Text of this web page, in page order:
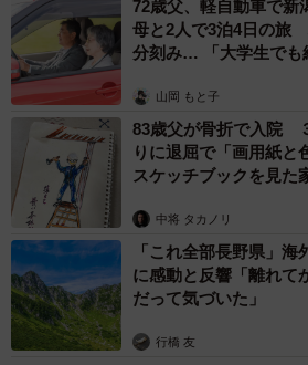
にゃん福で茶トラの子を飼いたいと
らいるけど、いかがですか」と言わ
の隅っこの洗濯機のところに隠れて
められていたので怖くてフロアに出
た。ごはんもあまり食べられず、栄
て小さく、被毛は、ところどころは
は、「優しい子」という印象を持った
甘えん坊のもりすくん
72歳父、軽自動車で
母と2人で3泊4日の旅
分刻み… 「大学生でも
山岡 もと子
83歳父が骨折で入院
りに退屈で「画用紙
スケッチブックを見た
中将 タカノリ
「これ全部長野県」
に感動と反響「離れて
だって気づいた」
行橋 友